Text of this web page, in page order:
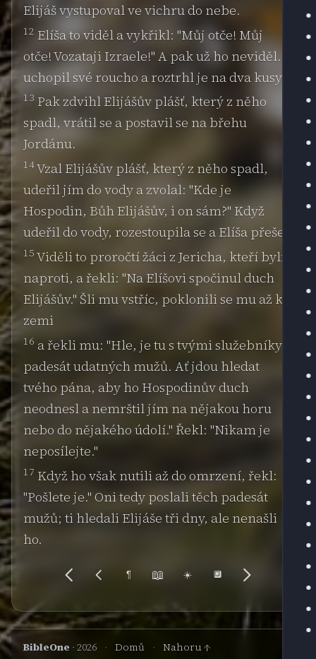
Elijáš vystupoval ve vichru do nebe.
12 Elíša to viděl a vykřikl: "Můj otče! Můj
otče! Vozataji Izraele!" A pak už ho neviděl. I
uchopil své roucho a roztrhl je na dva kusy.
13 Pak zdvihl Elijášův plášť, který z něho
spadl, vrátil se a postavil se na břehu
Jordánu.
14Vzal Elijášův plášť, který z něho spadl,
udeřil jím do vody a zvolal: "Kde je
Hospodin, Bůh Elijášův, i on sám?" Když
udeřil do vody, rozestoupila se a Elíša přešel.
15 Viděli to proročtí žáci z Jericha, kteří byli
naproti, a řekli: "Na Elíšovi spočinul duch
Elijášův." Šli mu vstříc, poklonili se mu až k
zemi
16 a řekli mu: "Hle, je tu s tvými služebníky
padesát udatných mužů. Ať jdou hledat
tvého pána, aby ho Hospodinův duch
neodnesl a nemrštil jím na nějakou horu
nebo do nějakého údolí." Řekl: "Nikam je
neposílejte."
17 Když ho však nutili až do omrzení, řekl:
"Pošlete je." Oni tedy poslali těch padesát
mužů; ti hledali Elijáše tři dny, ale nenašli
ho.
¶ 📖 ☀️ 🔲
BibleOne · 2026 · Domů · Nahoru ↑